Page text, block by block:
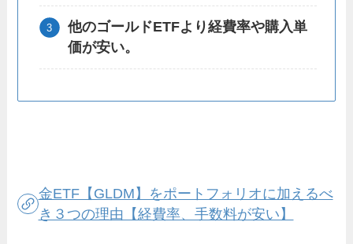
他のゴールドETFより経費率や購入単
価が安い。
金ETF【GLDM】をポートフォリオに加えるべ
き３つの理由【経費率、手数料が安い】